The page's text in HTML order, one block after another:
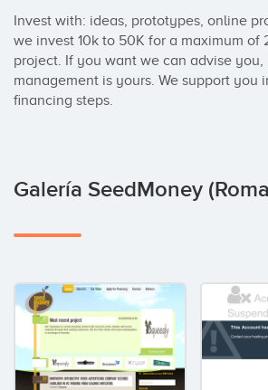
Invest with: ideas, prototypes, online
we invest 10k to 50K for a maximum of
project. If you want we can advise you,
management is yours. We support you
financing steps.
Galería SeedMoney